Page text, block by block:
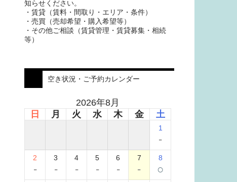
知らせください。
・賃貸（賃料・間取り・エリア・条件）
・売買（売却希望・購入希望等）
・その他ご相談（賃貸管理・賃貸募集・相続
等）
空き状況・ご予約カレンダー
2026年8月
日
月 火 水 木 金 土
1
-
2
-
3
-
4
-
5
-
6
-
7
-
8
○